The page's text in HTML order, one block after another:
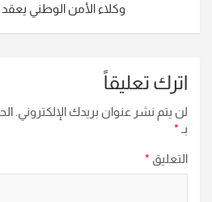
وكلاء الأمن الوطني
اترك تعليقاً
لن يتم نشر عنوان بريدك الإلكتروني.
بـ *
التعليق *